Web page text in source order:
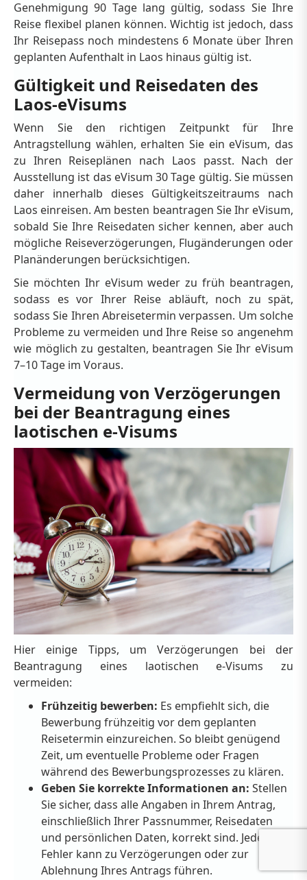
Genehmigung 90 Tage lang gültig, sodass Sie Ihre
Reise flexibel planen können. Wichtig ist jedoch, dass
Ihr Reisepass noch mindestens 6 Monate über Ihren
geplanten Aufenthalt in Laos hinaus gültig ist.
Gültigkeit und Reisedaten des
Laos-eVisums
Wenn Sie den richtigen Zeitpunkt für Ihre
Antragstellung wählen, erhalten Sie ein eVisum, das
zu Ihren Reiseplänen nach Laos passt. Nach der
Ausstellung ist das eVisum 30 Tage gültig. Sie müssen
daher innerhalb dieses Gültigkeitszeitraums nach
Laos einreisen. Am besten beantragen Sie Ihr eVisum,
sobald Sie Ihre Reisedaten sicher kennen, aber auch
mögliche Reiseverzögerungen, Flugänderungen oder
Planänderungen berücksichtigen.
Sie möchten Ihr eVisum weder zu früh beantragen,
sodass es vor Ihrer Reise abläuft, noch zu spät,
sodass Sie Ihren Abreisetermin verpassen. Um solche
Probleme zu vermeiden und Ihre Reise so angenehm
wie möglich zu gestalten, beantragen Sie Ihr eVisum
7–10 Tage im Voraus.
Vermeidung von Verzögerungen
bei der Beantragung eines
laotischen e-Visums
Hier einige Tipps, um Verzögerungen bei der
Beantragung eines laotischen e-Visums zu
vermeiden:
Frühzeitig bewerben: Es empfiehlt sich, die
Bewerbung frühzeitig vor dem geplanten
Reisetermin einzureichen. So bleibt genügend
Zeit, um eventuelle Probleme oder Fragen
während des Bewerbungsprozesses zu klären.
Geben Sie korrekte Informationen an: Stellen
Sie sicher, dass alle Angaben in Ihrem Antrag,
einschließlich Ihrer Passnummer, Reisedaten
und persönlichen Daten, korrekt sind. Jeder
Fehler kann zu Verzögerungen oder zur
Ablehnung Ihres Antrags führen.